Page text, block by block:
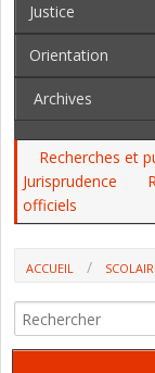
Justice
Orientation
Archives
Recherches et
Jurisprudence
officiels
ACCUEIL
RESTE MARGINAL